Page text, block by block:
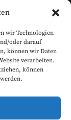
wir Technologien
oder darauf
können wir Daten
verarbeiten.
können